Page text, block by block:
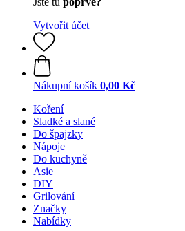
Vytvořit účet
Nákupní košík 0,00 Kč
Koření
Sladké a slané
Do špajzky
Nápoje
Do kuchyně
Asie
DIY
Grilování
Značky
Nabídky